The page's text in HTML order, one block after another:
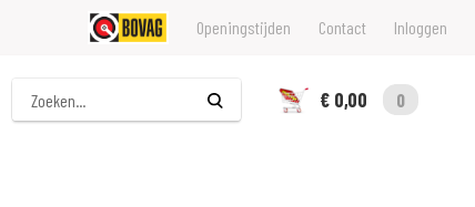
Openingstijden Contact Inloggen
Zoeken
€ 0,00
0